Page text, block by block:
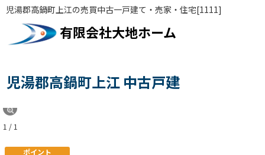
児湯郡高鍋町上江の売買中古一戸建て・売家・住宅[1111]
有限会社大地ホーム
児湯郡高鍋町上江 中古戸建
1 / 1
ポイント